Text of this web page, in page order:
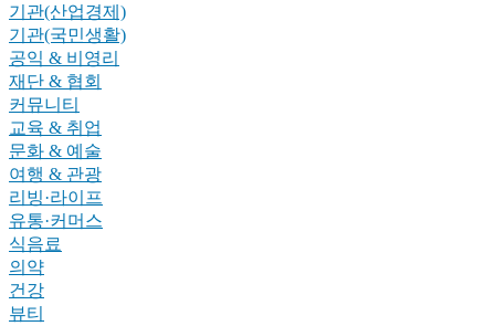
기관(산업경제)
기관(국민생활)
공익 & 비영리
재단 & 협회
커뮤니티
교육 & 취업
문화 & 예술
여행 & 관광
리빙·라이프
유통·커머스
식음료
의약
건강
뷰티